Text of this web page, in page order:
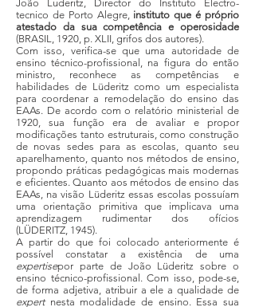
João Luderitz, Director do Instituto Electro-
tecnico de Porto Alegre, instituto que é próprio
atestado da sua competência e operosidade
(BRASIL, 1920, p. XLII, grifos dos autores).
Com isso, verifica-se que uma autoridade de
ensino técnico-profissional, na figura do então
ministro, reconhece as competências e
habilidades de Lüderitz como um especialista
para coordenar a remodelação do ensino das
EAAs. De acordo com o relatório ministerial de
1920, sua função era de avaliar e propor
modificações tanto estruturais, como construção
de novas sedes para as escolas, quanto seu
aparelhamento, quanto nos métodos de ensino,
propondo práticas pedagógicas mais modernas
e eficientes. Quanto aos métodos de ensino das
EAAs, na visão Lüderitz essas escolas possuíam
uma orientação primitiva que implicava uma
aprendizagem rudimentar dos ofícios
(LÜDERITZ, 1945).
A partir do que foi colocado anteriormente é
possível constatar a existência de uma
expertisepor parte de João Lüderitz sobre o
ensino técnico-profissional. Com isso, pode-se,
de forma adjetiva, atribuir a ele a qualidade de
expertnesta modalidade de ensino. Essa sua